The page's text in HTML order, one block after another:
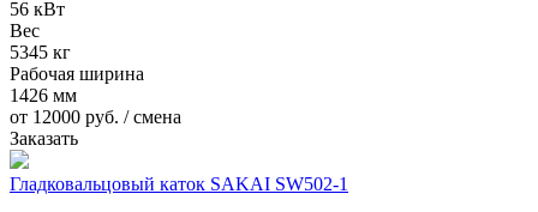
56 кВт
Вес
5345 кг
Рабочая ширина
1426 мм
от 12000 руб. / смена
Заказать
Гладковальцовый каток SAKAI SW502-1